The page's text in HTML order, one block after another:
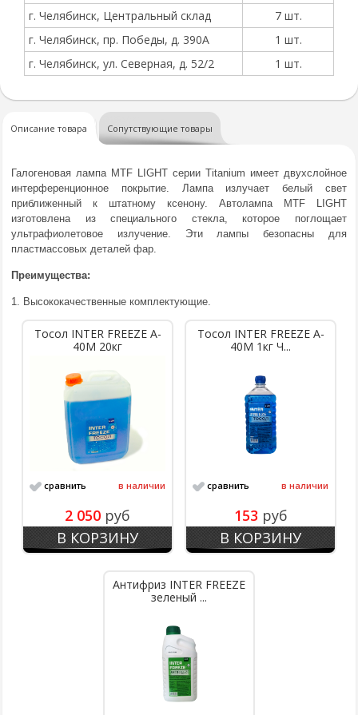
г. Челябинск, Центральный склад
7 шт.
г. Челябинск, пр. Победы, д. 390А
1 шт.
г. Челябинск, ул. Северная, д. 52/2
1 шт.
Описание товара Сопутствующие товары
Галогеновая лампа MTF LIGHT серии Titanium имеет двухслойное
интерференционное покрытие. Лампа излучает белый свет
приближенный к штатному ксенону. Автолампа MTF LIGHT
изготовлена из специального стекла, которое поглощает
ультрафиолетовое излучение. Эти лампы безопасны для
пластмассовых деталей фар.
Преимущества:
1. Высококачественные комплектующие.
Тосол INTER FREEZE A-
40M 20кг
сравнить в наличии
2 050 руб
В КОРЗИНУ
Тосол INTER FREEZE A-
40M 1кг Ч...
сравнить в наличии
153 руб
В КОРЗИНУ
Антифриз INTER FREEZE
зеленый ...